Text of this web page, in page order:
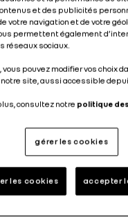
et sociétale
l’industrie
Face à ces
de
des formations
sur le
par
les futures
à
ReKnow
et des publicités
votre navigation et de votre
permettent également
réseaux sociaux.
pouvez modifier vos choix
notre site, aussi accessible
consultez notre politique
gérer les cookies
les cookies accepter